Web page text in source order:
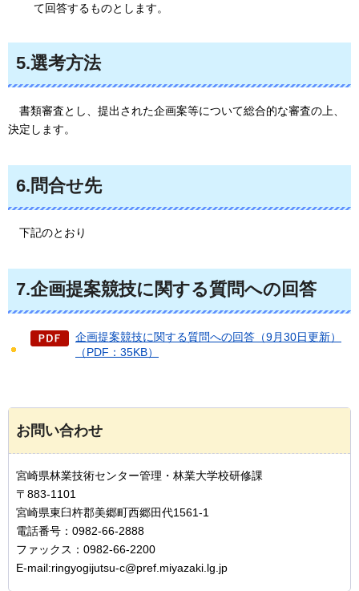
て回答するものとします。
5.選考方法
書類審査とし
、提出された企画案等について総合的な審査の上、
決定します。
6.問合せ先
下記のとおり
7.企画提案競技に関する質問への回答
企画提案競技に関する質問への回答（9月30日更新）
（PDF：35KB）
お問い合わせ
宮崎県林業技術センター管理・林業大学校研修課
〒883-1101
宮崎県東臼杵郡美郷町西郷田代1561-1
電話番号：0982-66-2888
ファックス：0982-66-2200
E-mail:ringyogijutsu-c@pref.miyazaki.lg.jp